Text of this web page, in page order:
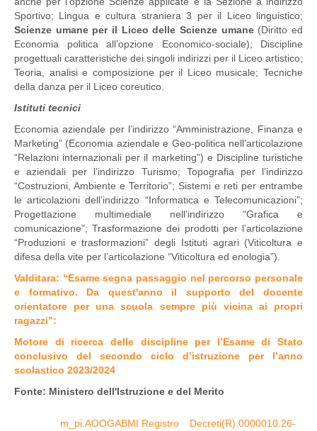
Sportivo; Lingua e cultura straniera 3 per il Liceo linguistico;
Scienze umane per il Liceo delle Scienze umane(Diritto ed
Economia politica all’opzione Economico-sociale); Discipline
progettuali caratteristiche dei singoli indirizzi per il Liceo artistico;
Teoria, analisi e composizione per il Liceo musicale; Tecniche
della danza per il Liceo coreutico.
Istituti tecnici
Economia aziendale per l’indirizzo “Amministrazione, Finanza e
Marketing” (Economia aziendale e Geo-politica nell’articolazione
“Relazioni internazionali per il marketing”) e Discipline turistiche
e aziendali per l’indirizzo Turismo; Topografia per l’indirizzo
“Costruzioni, Ambiente e Territorio”; Sistemi e reti per entrambe
le articolazioni dell’indirizzo “Informatica e Telecomunicazioni”;
Progettazione multimediale nell’indirizzo “Grafica e
comunicazione”; Trasformazione dei prodotti per l’articolazione
“Produzioni e trasformazioni” degli Istituti agrari (Viticoltura e
difesa della vite per l’articolazione “Viticoltura ed enologia”).
Valditara: “Esame segna passaggio nel percorso personale
e formativo. Da quest'anno il supporto del docente
orientatore per una scuola sempre più vicina ai propri
ragazzi”:
Motore di ricerca delle discipline per l’Esame di Stato
conclusivo del secondo ciclo d’istruzione per l’anno
scolastico 2023/2024
Fonte: Ministero dell'Istruzione e del Merito
m_pi.AOOGABMI.Registro Decreti(R).0000010.26-